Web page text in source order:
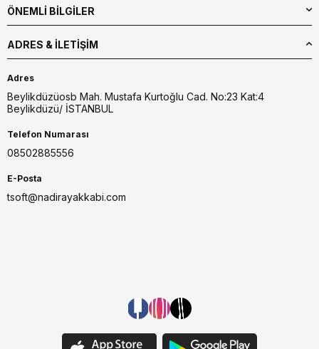
ÖNEMLİ BİLGİLER
ADRES & İLETIŞIM
Adres
Beylikdüzüosb Mah. Mustafa Kurtoğlu Cad. No:23 Kat:4
Beylikdüzü/ İSTANBUL
Telefon Numarası
08502885556
E-Posta
tsoft@nadirayakkabi.com